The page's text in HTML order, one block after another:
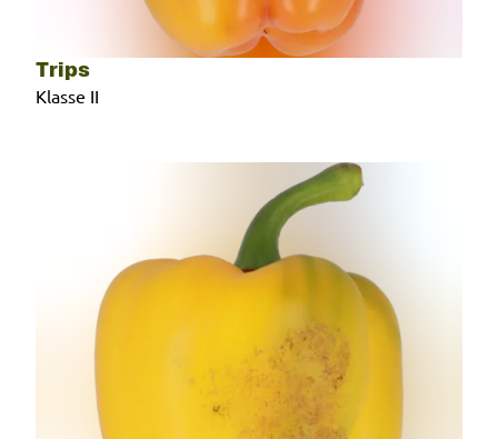
Trips
Klasse II